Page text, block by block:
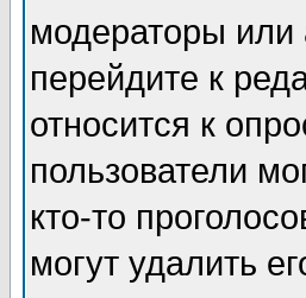
модераторы или
перейдите к
относится к
пользователи
кто-то
могут удалить